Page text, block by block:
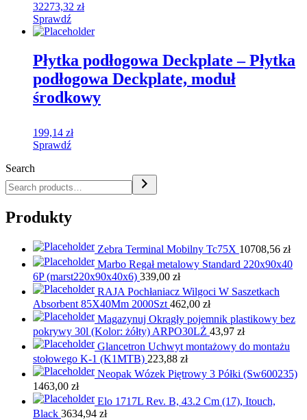
32273,32 zł
Sprawdź
Płytka podłogowa Deckplate – Płytka
podłogowa Deckplate, moduł
środkowy
199,14 zł
Sprawdź
Search
Produkty
Zebra Terminal Mobilny Tc75X 10708,56 zł
Marbo Regał metalowy Standard 220x90x40
6P (marst220x90x40x6) 339,00 zł
RAJA Pochłaniacz Wilgoci W Saszetkach
Absorbent 85X40Mm 2000Szt 462,00 zł
Magazynuj Okrągły pojemnik plastikowy bez
pokrywy 30l (Kolor: żółty) ARPO30LŻ 43,97 zł
Glancetron Uchwyt montażowy do montażu
stołowego K-1 (K1MTB) 223,88 zł
Neopak Wózek Piętrowy 3 Półki (Sw600235)
1463,00 zł
Elo 1717L Rev. B, 43.2 Cm (17), Itouch,
Black 3634,94 zł